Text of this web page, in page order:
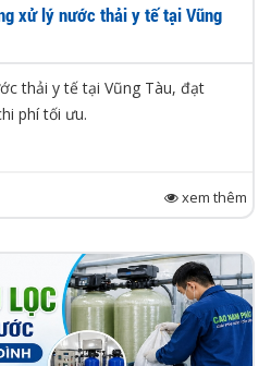
xử lý nước thải y tế tại Vũng
thải y tế tại Vũng Tàu, đạt
phí tối ưu.
xem thêm